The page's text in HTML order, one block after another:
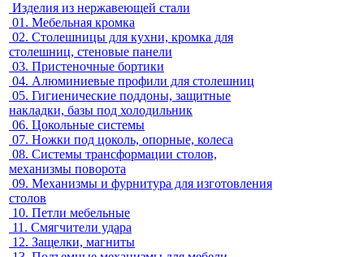
Изделия из нержавеющей стали
01. Мебельная кромка
02. Столешницы для кухни, кромка для
столешниц, стеновые панели
03. Пристеночные бортики
04. Алюминиевые профили для столешниц
05. Гигиенические поддоны, защитные
накладки, базы под холодильник
06. Цокольные системы
07. Ножки под цоколь, опорные, колеса
08. Системы трансформации столов,
механизмы поворота
09. Механизмы и фурнитура для изготовления
столов
10. Петли мебельные
11. Смягчители удара
12. Защелки, магниты